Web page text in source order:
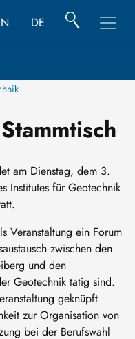
DE
am Dienstag, dem 3.
Institutes für Geotechnik
Veranstaltung ein Forum
zwischen den
und den
Geotechnik tätig sind.
geknüpft
zur Organisation von
bei der Berufswahl